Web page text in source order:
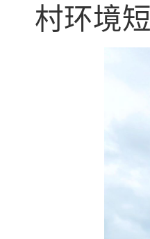
村环境短